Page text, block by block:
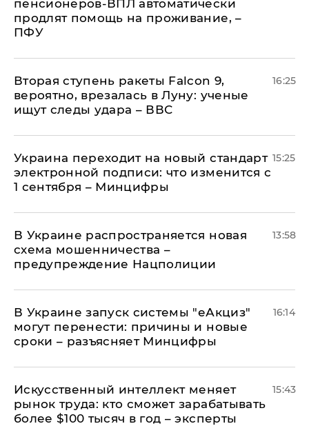
пенсионеров-ВПЛ автоматически
продлят помощь на проживание, –
ПФУ
Вторая ступень ракеты Falcon 9,
вероятно, врезалась в Луну: ученые
ищут следы удара – ВВС
16:25
Украина переходит на новый стандарт
электронной подписи: что изменится с
1 сентября – Минцифры
15:25
В Украине распространяется новая
схема мошенничества –
предупреждение Нацполиции
13:58
В Украине запуск системы "еАкциз"
могут перенести: причины и новые
сроки – разъясняет Минцифры
16:14
Искусственный интеллект меняет
рынок труда: кто сможет зарабатывать
более $100 тысяч в год – эксперты
15:43